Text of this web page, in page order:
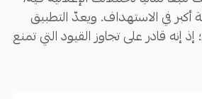
أكبر في الاستهداف. ويعدّ التطبيق
قادر على تجاوز القيود التي تمنع